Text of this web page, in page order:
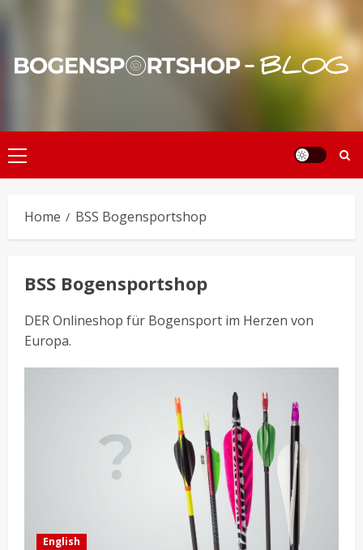
Primary
Menu
Home BSS Bogensportshop
BSS Bogensportshop
DER Onlineshop für Bogensport im Herzen von
Europa.
English